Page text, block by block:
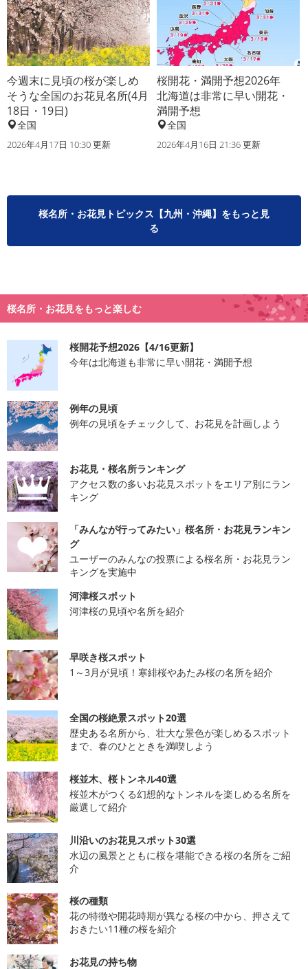
今週末に見頃の桜が楽しめ
そうな全国のお花見名所(4月
18日・19日)
全国
2026年4月17日 10:30 更新
桜開花・満開予想2026年
北海道は非常に早い開花・
満開予想
全国
2026年4月16日 21:36 更新
桜名所・お花見トピックス【九州・沖縄】をもっと見
る
桜名所・お花見をもっと楽しむ
桜開花予想2026【4/16更新】
今年は北海道も非常に早い開花・満開予想
例年の見頃
例年の見頃をチェックして、お花見を計画しよう
お花見・桜名所ランキング
アクセス数の多いお花見スポットをエリア別にラン
キング
「みんなが行ってみたい」桜名所・お花見ランキン
グ
ユーザーのみんなの投票による桜名所・お花見ラン
キングを実施中
河津桜スポット
河津桜の見頃や名所を紹介
早咲き桜スポット
1～3月が見頃！寒緋桜やあたみ桜の名所を紹介
全国の桜絶景スポット20選
歴史ある名所から、壮大な景色が楽しめるスポット
まで、春のひとときを満喫しよう
桜並木、桜トンネル40選
桜並木がつくる幻想的なトンネルを楽しめる名所を
厳選して紹介
川沿いのお花見スポット30選
水辺の風景とともに桜を堪能できる桜の名所をご紹
介
桜の種類
花の特徴や開花時期が異なる桜の中から、押さえて
おきたい11種の桜を紹介
お花見の持ち物